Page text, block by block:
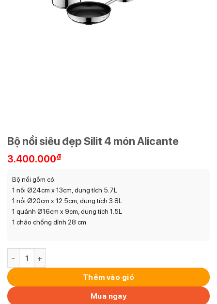
Bộ nồi siêu đẹp Silit 4 món Alicante
3.400.000₫
Bộ nồi gồm có:
1 nồi Ø24cm x 13cm, dung tích 5.7L
1 nồi Ø20cm x 12.5cm, dung tích 3.8L
1 quánh Ø16cm x 9cm, dung tích 1.5L
1 chảo chống dính 28 cm
Thêm vào giỏ
Mua ngay